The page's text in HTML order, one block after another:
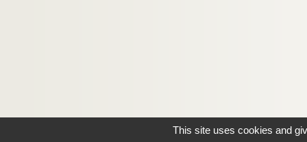
This site uses cookies and